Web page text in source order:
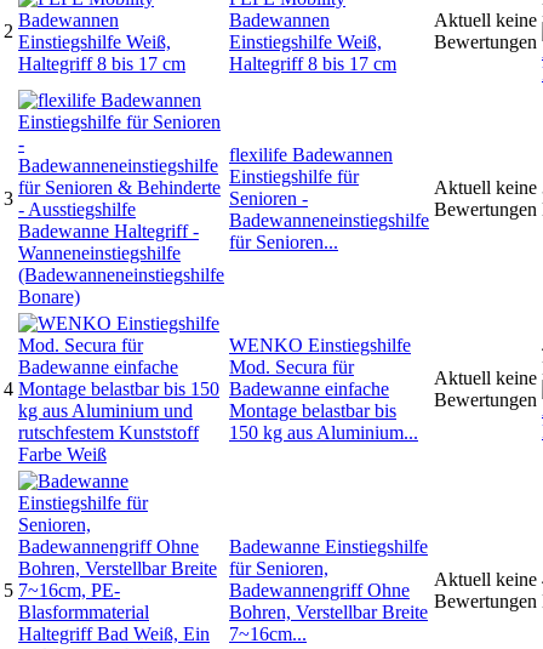
2
Badewannen
Einstiegshilfe Weiß,
Haltegriff 8 bis 17 cm
Aktuell keine
Bewertungen
3
flexilife Badewannen
Einstiegshilfe für
Senioren -
Badewanneneinstiegshilfe
für Senioren...
Aktuell keine
Bewertungen
4
WENKO Einstiegshilfe
Mod. Secura für
Badewanne einfache
Montage belastbar bis
150 kg aus Aluminium...
Aktuell keine
Bewertungen
5
Badewanne Einstiegshilfe
für Senioren,
Badewannengriff Ohne
Bohren, Verstellbar Breite
7~16cm...
Aktuell keine
Bewertungen